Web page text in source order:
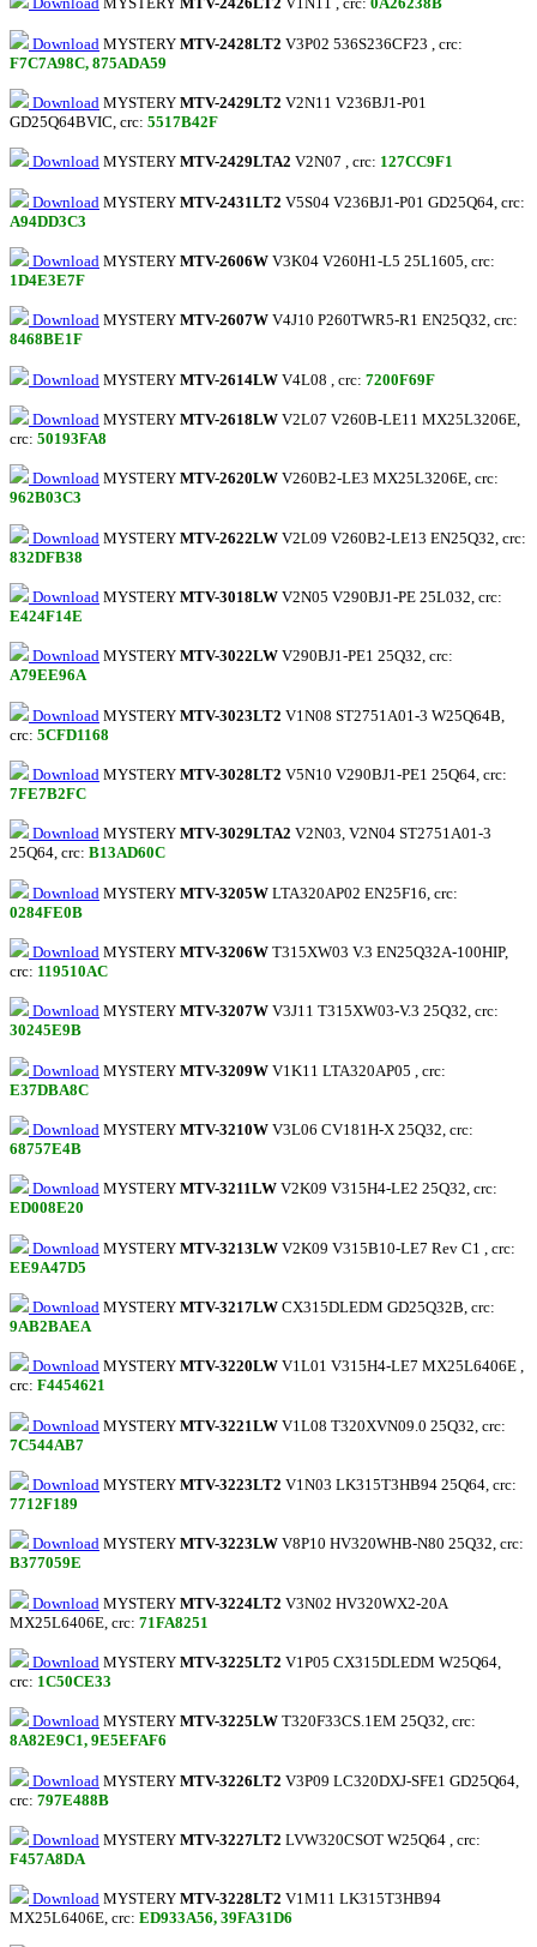
Download MYSTERY MTV-2428LT2 V3P02 536S236CF23 , crc:
F7C7A98C, 875ADA59
Download MYSTERY MTV-2429LT2 V2N11 V236BJ1-P01
GD25Q64BVIC, crc: 5517B42F
Download MYSTERY MTV-2429LTA2 V2N07 , crc: 127CC9F1
Download MYSTERY MTV-2431LT2 V5S04 V236BJ1-P01 GD25Q64, crc:
A94DD3C3
Download MYSTERY MTV-2606W V3K04 V260H1-L5 25L1605, crc:
1D4E3E7F
Download MYSTERY MTV-2607W V4J10 P260TWR5-R1 EN25Q32, crc:
8468BE1F
Download MYSTERY MTV-2614LW V4L08 , crc: 7200F69F
Download MYSTERY MTV-2618LW V2L07 V260B-LE11 MX25L3206E,
crc: 50193FA8
Download MYSTERY MTV-2620LW V260B2-LE3 MX25L3206E, crc:
962B03C3
Download MYSTERY MTV-2622LW V2L09 V260B2-LE13 EN25Q32, crc:
832DFB38
Download MYSTERY MTV-3018LW V2N05 V290BJ1-PE 25L032, crc:
E424F14E
Download MYSTERY MTV-3022LW V290BJ1-PE1 25Q32, crc:
A79EE96A
Download MYSTERY MTV-3023LT2 V1N08 ST2751A01-3 W25Q64B,
crc: 5CFD1168
Download MYSTERY MTV-3028LT2 V5N10 V290BJ1-PE1 25Q64, crc:
7FE7B2FC
Download MYSTERY MTV-3029LTA2 V2N03, V2N04 ST2751A01-3
25Q64, crc: B13AD60C
Download MYSTERY MTV-3205W LTA320AP02 EN25F16, crc:
0284FE0B
Download MYSTERY MTV-3206W T315XW03 V.3 EN25Q32A-100HIP,
crc: 119510AC
Download MYSTERY MTV-3207W V3J11 T315XW03-V.3 25Q32, crc:
30245E9B
Download MYSTERY MTV-3209W V1K11 LTA320AP05 , crc:
E37DBA8C
Download MYSTERY MTV-3210W V3L06 CV181H-X 25Q32, crc:
68757E4B
Download MYSTERY MTV-3211LW V2K09 V315H4-LE2 25Q32, crc:
ED008E20
Download MYSTERY MTV-3213LW V2K09 V315B10-LE7 Rev C1 , crc:
EE9A47D5
Download MYSTERY MTV-3217LW CX315DLEDM GD25Q32B, crc:
9AB2BAEA
Download MYSTERY MTV-3220LW V1L01 V315H4-LE7 MX25L6406E ,
crc: F4454621
Download MYSTERY MTV-3221LW V1L08 T320XVN09.0 25Q32, crc:
7C544AB7
Download MYSTERY MTV-3223LT2 V1N03 LK315T3HB94 25Q64, crc:
7712F189
Download MYSTERY MTV-3223LW V8P10 HV320WHB-N80 25Q32, crc:
B377059E
Download MYSTERY MTV-3224LT2 V3N02 HV320WX2-20A
MX25L6406E, crc: 71FA8251
Download MYSTERY MTV-3225LT2 V1P05 CX315DLEDM W25Q64,
crc: 1C50CE33
Download MYSTERY MTV-3225LW T320F33CS.1EM 25Q32, crc:
8A82E9C1, 9E5EFAF6
Download MYSTERY MTV-3226LT2 V3P09 LC320DXJ-SFE1 GD25Q64,
crc: 797E488B
Download MYSTERY MTV-3227LT2 LVW320CSOT W25Q64 , crc:
F457A8DA
Download MYSTERY MTV-3228LT2 V1M11 LK315T3HB94
MX25L6406E, crc: ED933A56, 39FA31D6